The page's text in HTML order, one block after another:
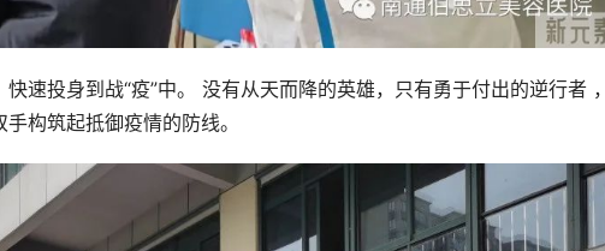
速投身到战“疫”中。 没有从天而降的英雄，只有勇于付出的逆行者
构筑起抵御疫情的防线。